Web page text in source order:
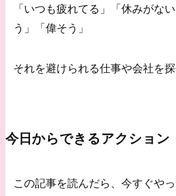
「いつも疲れてる」「休みがな
う」「偉そう」
それを避けられる仕事や会社を探
今日からできるアクション
この記事を読んだら、今すぐや